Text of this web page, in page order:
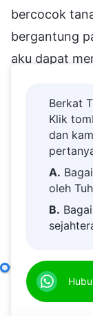
bercocok
bergantung
aku dapat
hidup yang
semacam
Benarkah
engkau
tetapi
Tidakkah
Tidakkah
Setiap hal
yang
dari
Berkat
Klik
dan
A.
oleh
B.
D.
dekat
E.
Tuhan